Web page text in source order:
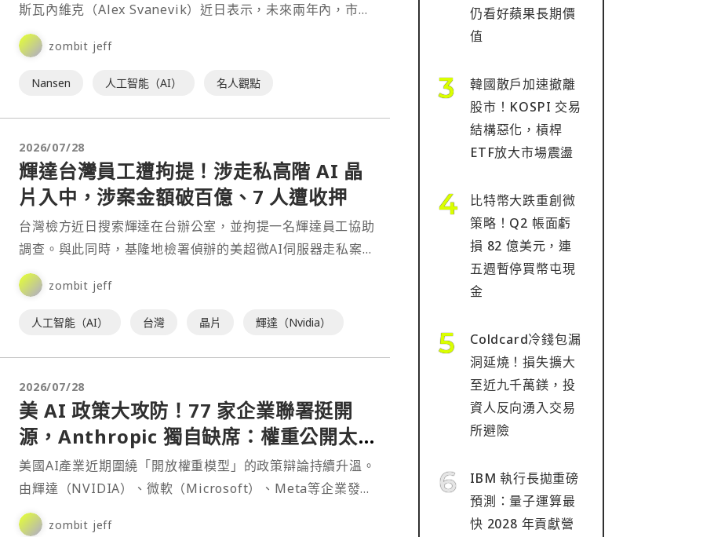
斯瓦內維克（Alex Svanevik）近日表示，未來兩年內，市場
上的AI交易代理數量將超過人類交易者，而⋯
zombit jeff
Nansen 人工智能（AI） 名人觀點
2026/07/28
輝達台灣員工遭拘提！涉走私高階 AI 晶
片入中，涉案金額破百億、7 人遭收押
台灣檢方近日搜索輝達在台辦公室，並拘提一名輝達員工協助
調查。與此同時，基隆地檢署偵辦的美超微AI伺服器走私案也
直指輝達內部，資深業務發展經理張登隆因涉嫌協助管制晶
片⋯
zombit jeff
人工智能（AI） 台灣 晶片 輝達（Nvidia）
2026/07/28
美 AI 政策大攻防！77 家企業聯署挺開
源，Anthropic 獨自缺席：權重公開太危
險
美國AI產業近期圍繞「開放權重模型」的政策辯論持續升溫。
由輝達（NVIDIA）、微軟（Microsoft）、Meta等企業發起
的《開放權重與美國AI領導力》公開信，⋯
zombit jeff
仍看好蘋果長期價
值
韓國散戶加速撤離
股市！KOSPI 交易
結構惡化，槓桿
ETF放大市場震盪
比特幣大跌重創微
策略！Q2 帳面虧
損 82 億美元，連
五週暫停買幣屯現
金
Coldcard冷錢包漏
洞延燒！損失擴大
至近九千萬鎂，投
資人反向湧入交易
所避險
IBM 執行長拋重磅
預測：量子運算最
快 2028 年貢獻營